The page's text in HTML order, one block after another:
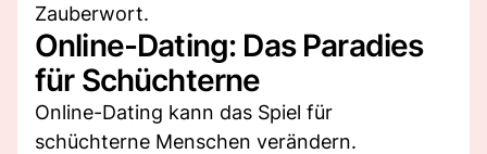
Zauberwort.
Online-Dating: Das Paradies
für Schüchterne
Online-Dating kann das Spiel für
schüchterne Menschen verändern.